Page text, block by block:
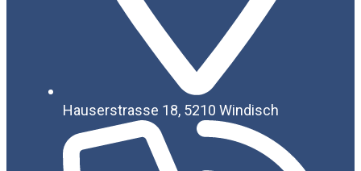
Hauserstrasse 18, 5210 Windisch